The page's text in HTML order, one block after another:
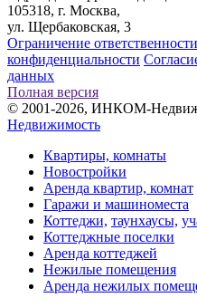
105318, г. Москва,
ул. Щербаковская, 3
Ограничение ответственности
конфиденциальности
данных
Полная версия
© 2001-2026, ИНКОМ-
Недвижимость
Квартиры, комнаты
Новостройки
Аренда квартир, комнат
Гаражи и машиноместа
Коттеджи, таунхаусы,
Коттеджные поселки
Аренда коттеджей
Нежилые помещения
Аренда нежилых